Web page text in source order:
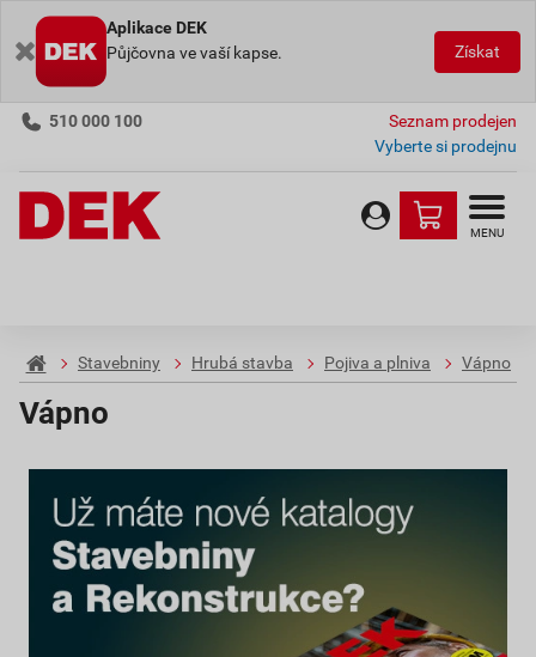
Aplikace DEK
Půjčovna ve vaší kapse.
Získat
510 000 100
Seznam prodejen
Vyberte si prodejnu
MENU
Stavebniny Hrubá stavba Pojiva a plniva Vápno
Vápno